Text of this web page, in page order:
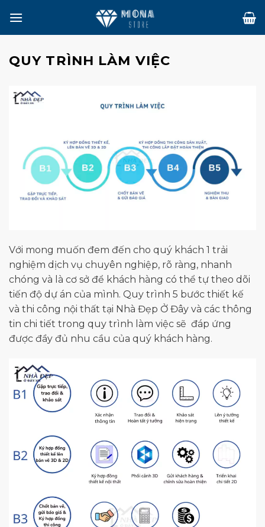
content
QUY TRÌNH LÀM VIỆC
Với mong muốn đem đến cho quý khách 1 trải
nghiệm dịch vụ chuyên nghiệp, rõ ràng, nhanh
chóng và là cơ sở để khách hàng có thể tự theo dõi
tiến độ dự án của mình. Quy trình 5 bước thiết kế
và thi công nội thất tại Nhà Đẹp Ở Đây và các thông
tin chi tiết trong quy trình làm việc sẽ đáp ứng
được đầy đủ nhu cầu của quý khách hàng.